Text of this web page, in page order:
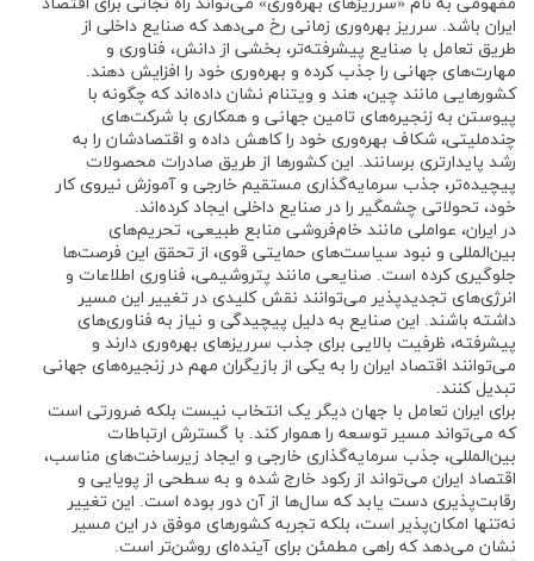
مفهومی به نام «سرریزهای بهره‌وری» می‌تواند راه نجاتی برای اقتصاد
ایران باشد. سرریز بهره‌وری زمانی رخ می‌دهد که صنایع داخلی از
طریق تعامل با صنایع پیشرفته‌تر، بخشی از دانش، فناوری و
مهارت‌های جهانی را جذب کرده و بهره‌وری خود را افزایش دهند.
کشورهایی مانند چین، هند و ویتنام نشان داده‌اند که چگونه با
پیوستن به زنجیره‌های تامین جهانی و همکاری با شرکت‌های
چندملیتی، شکاف بهره‌وری خود را کاهش داده و اقتصادشان را به
رشد پایدارتری برسانند. این کشورها از طریق صادرات محصولات
پیچیده‌تر، جذب سرمایه‌گذاری مستقیم خارجی و آموزش نیروی کار
خود، تحولاتی چشمگیر را در صنایع داخلی ایجاد کرده‌اند.
در ایران، عواملی مانند خام‌فروشی منابع طبیعی، تحریم‌های
بین‌المللی و نبود سیاست‌های حمایتی قوی، از تحقق این فرصت‌ها
جلوگیری کرده است. صنایعی مانند پتروشیمی، فناوری اطلاعات و
انرژی‌های تجدیدپذیر می‌توانند نقش کلیدی در تغییر این مسیر
داشته باشند. این صنایع به دلیل پیچیدگی و نیاز به فناوری‌های
پیشرفته، ظرفیت بالایی برای جذب سرریزهای بهره‌وری دارند و
می‌توانند اقتصاد ایران را به یکی از بازیگران مهم در زنجیره‌های جهانی
تبدیل کنند.
برای ایران تعامل با جهان دیگر یک انتخاب نیست بلکه ضرورتی است
که می‌تواند مسیر توسعه را هموار کند. با گسترش ارتباطات
بین‌المللی، جذب سرمایه‌گذاری خارجی و ایجاد زیرساخت‌های مناسب،
اقتصاد ایران می‌تواند از رکود خارج شده و به سطحی از پویایی و
رقابت‌پذیری دست یابد که سال‌ها از آن دور بوده است. این تغییر
نه‌تنها امکان‌پذیر است، بلکه تجربه کشورهای موفق در این مسیر
نشان می‌دهد که راهی مطمئن برای آینده‌ای روشن‌تر است.